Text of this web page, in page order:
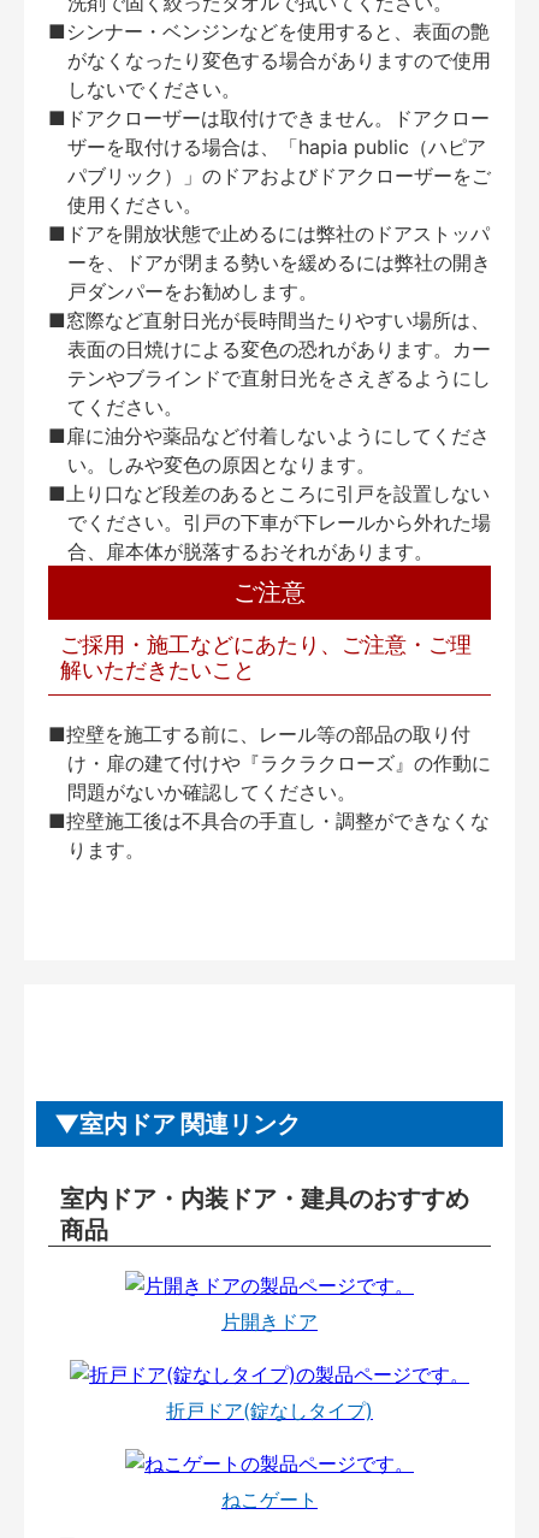
■シンナー・ベンジンなどを使用すると、表面の艶
がなくなったり変色する場合がありますので使用
しないでください。
■ドアクローザーは取付けできません。ドアクロー
ザーを取付ける場合は、「hapia public（ハピア
パブリック）」のドアおよびドアクローザーをご
使用ください。
■ドアを開放状態で止めるには弊社のドアストッパ
ーを、ドアが閉まる勢いを緩めるには弊社の開き
戸ダンパーをお勧めします。
■窓際など直射日光が長時間当たりやすい場所は、
表面の日焼けによる変色の恐れがあります。カー
テンやブラインドで直射日光をさえぎるようにし
てください。
■扉に油分や薬品など付着しないようにしてくださ
い。しみや変色の原因となります。
■上り口など段差のあるところに引戸を設置しない
でください。引戸の下車が下レールから外れた場
合、扉本体が脱落するおそれがあります。
ご注意
ご採用・施工などにあたり、ご注意・ご理
解いただきたいこと
■控壁を施工する前に、レール等の部品の取り付
け・扉の建て付けや『ラクラクローズ』の作動に
問題がないか確認してください。
■控壁施工後は不具合の手直し・調整ができなくな
ります。
室内ドア 関連リンク
室内ドア・内装ドア・建具のおすすめ
商品
片開きドア
折戸ドア(錠なしタイプ)
ねこゲート